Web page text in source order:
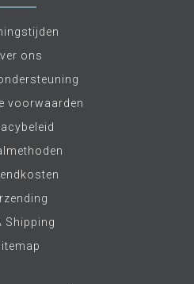
ons
voorwaarden
Shipping